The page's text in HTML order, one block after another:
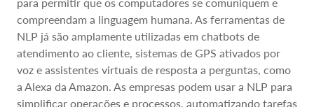
compreendam a linguagem humana. As ferramentas de
NLP já são amplamente utilizadas em chatbots de
atendimento ao cliente, sistemas de GPS ativados por
voz e assistentes virtuais de resposta a perguntas, como
a Alexa da Amazon. As empresas podem usar a NLP para
simplificar operações e processos, automatizando tarefas